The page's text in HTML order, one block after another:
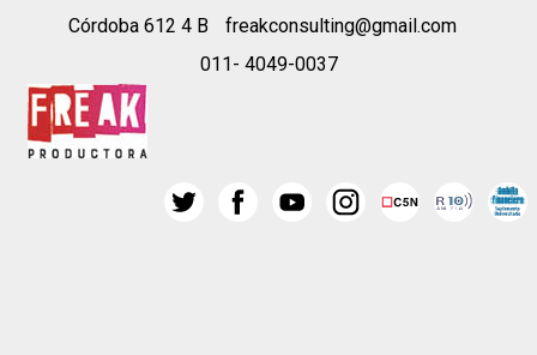
Córdoba 612 4 B
freakconsulting@gmail.com
011- 4049-0037